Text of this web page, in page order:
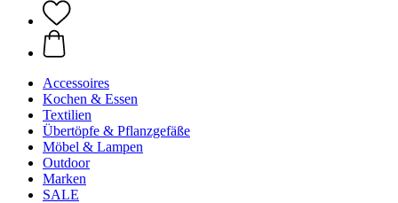
Accessoires
Kochen & Essen
Textilien
Übertöpfe & Pflanzgefäße
Möbel & Lampen
Outdoor
Marken
SALE